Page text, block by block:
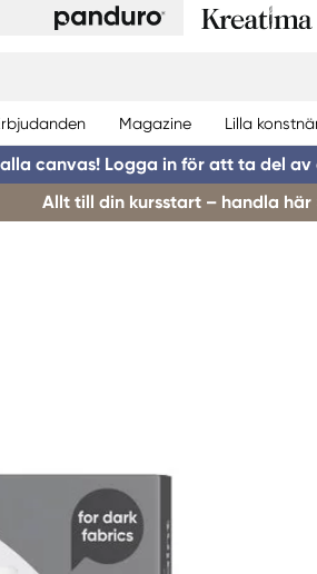
Magazine Lilla
canvas! Logga in för att ta del
Allt till din kursstart – handla här